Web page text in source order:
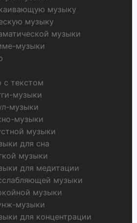
музыку
музыку
музыки
музыки
с текстом
музыки
музыки
музыки
музыки
для сна
музыки
для медитации
музыки
музыки
музыки
для концентрации